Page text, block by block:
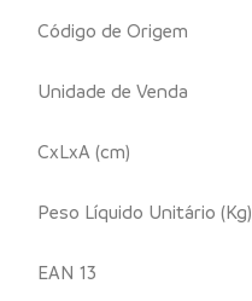
Código de Origem
Unidade de Venda
CxLxA (cm)
Peso Líquido Unitário (Kg)
EAN 13